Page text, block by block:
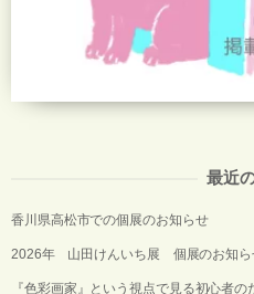
最近
香川県高松市での個展のお知らせ
2026年 山田けんいち展 個展のお知ら
『色彩画家』という視点で見る初心者